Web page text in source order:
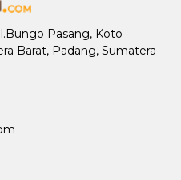
Pasang, Koto
Barat, Padang, Sumatera